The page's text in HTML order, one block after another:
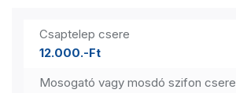
Csaptelep csere
12.000.-Ft
Mosogató vagy mosdó szifon csere